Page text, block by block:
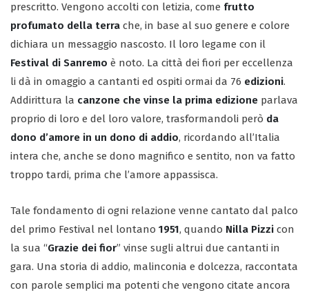
prescritto. Vengono accolti con letizia, come frutto
profumato della terra che, in base al suo genere e colore
dichiara un messaggio nascosto. Il loro legame con il
Festival di Sanremo è noto. La città dei fiori per eccellenza
li dà in omaggio a cantanti ed ospiti ormai da 76 edizioni.
Addirittura la canzone che vinse la prima edizione parlava
proprio di loro e del loro valore, trasformandoli però da
dono d’amore in un dono di addio, ricordando all’Italia
intera che, anche se dono magnifico e sentito, non va fatto
troppo tardi, prima che l’amore appassisca.
Tale fondamento di ogni relazione venne cantato dal palco
del primo Festival nel lontano 1951, quando Nilla Pizzi con
la sua “Grazie dei fior” vinse sugli altrui due cantanti in
gara. Una storia di addio, malinconia e dolcezza, raccontata
con parole semplici ma potenti che vengono citate ancora